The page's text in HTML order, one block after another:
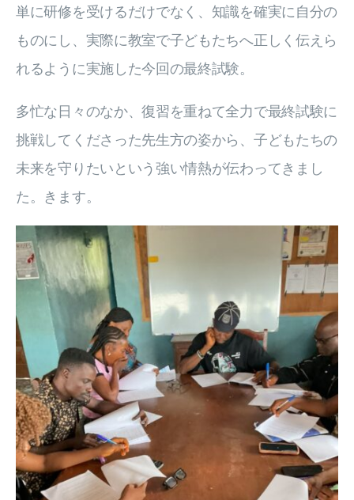
単に研修を受けるだけでなく、知識を確実に自分の
ものにし、実際に教室で子どもたちへ正しく伝えら
れるように実施した今回の最終試験。
多忙な日々のなか、復習を重ねて全力で最終試験に
挑戦してくださった先生方の姿から、子どもたちの
未来を守りたいという強い情熱が伝わってきまし
た。きます。